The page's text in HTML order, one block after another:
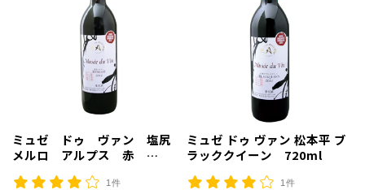
ミュゼ ドゥ ヴァン 塩尻
メルロ アルプス 赤
1件
ミュゼ ドゥ ヴァン 松本平 ブ
ラッククイーン 720ml
1件